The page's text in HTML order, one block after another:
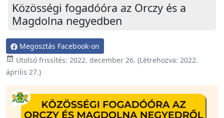
Közösségi fogadóóra az Orczy és a
Magdolna negyedben
Megosztás Facebook-on
 Utolsó frissítés: 2022. december 26. (Létrehozva: 2022.
április 27.)